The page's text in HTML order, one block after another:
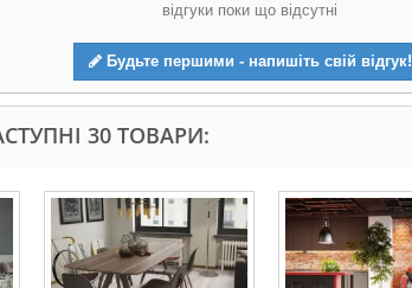
відгуки поки що відсутні
Будьте першими - напишіть свій відгук!
30 ТОВАРИ: